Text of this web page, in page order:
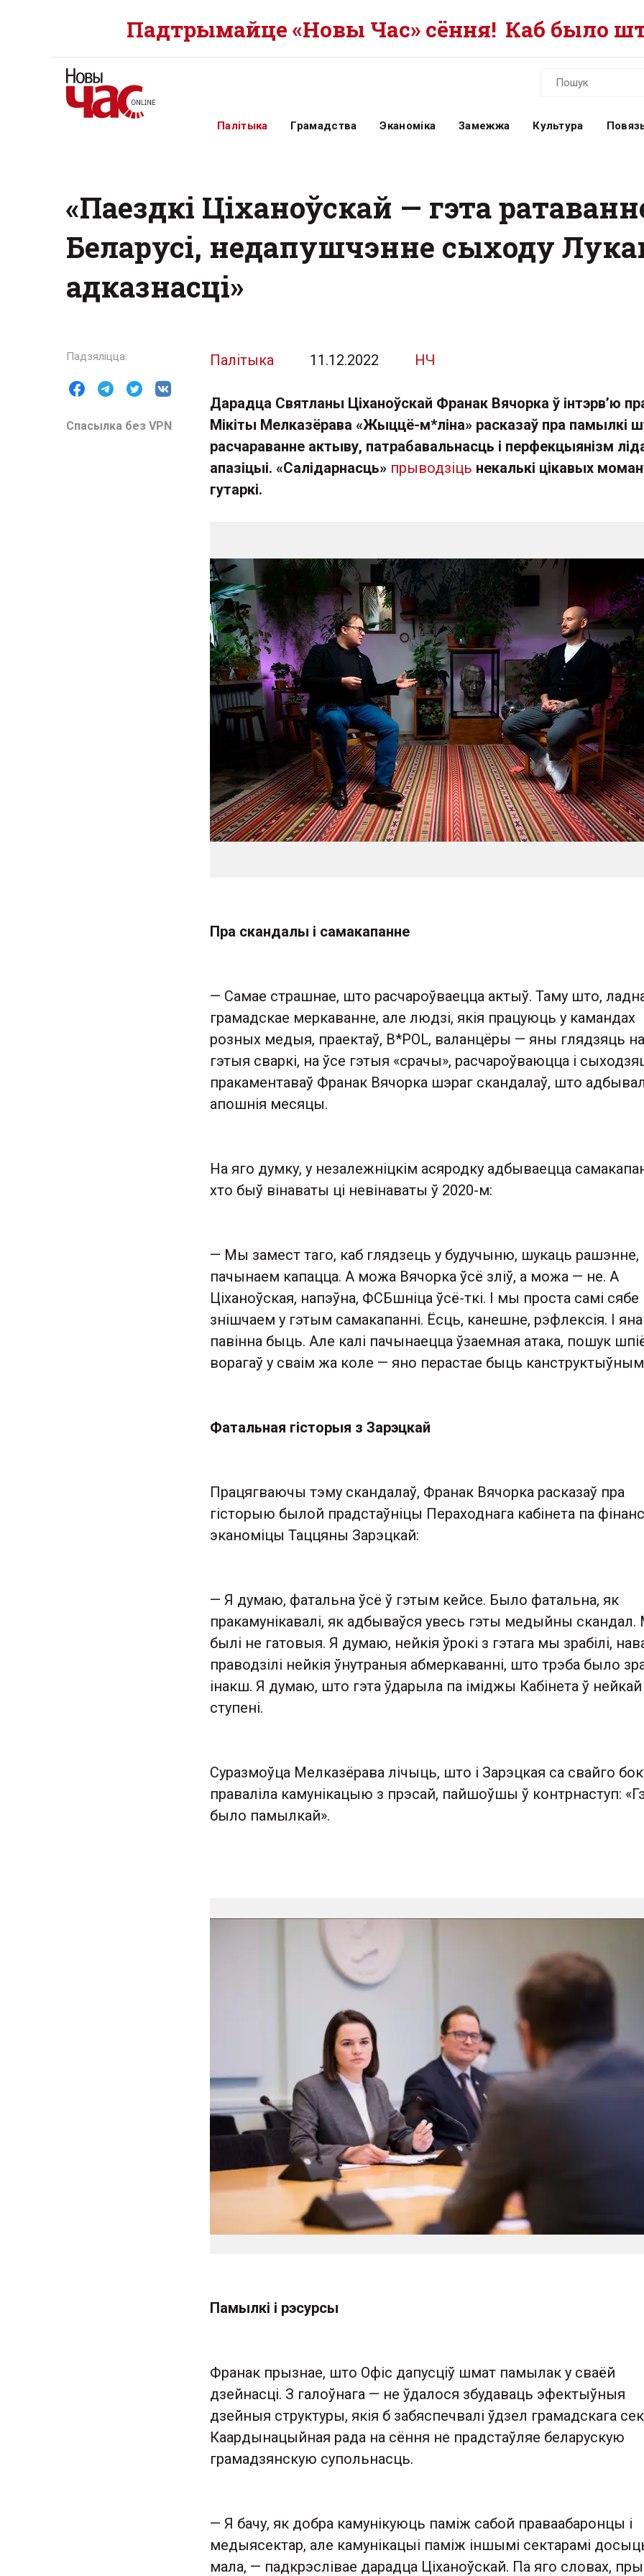
Падтрымайце «Новы Час» сёння! Каб было
Палітыка Грамадства Эканоміка Замежжа Культура
«Паездкі Ціханоўскай — гэта
Беларусі, недапушчэнне сыходу
адказнасці»
Спасылка без VPN
Палітыка 11.12.2022 НЧ
Дарадца Святланы Ціханоўскай Франак Вячорка ў інтэрв’ю
Мікіты Мелказёрава «Жыццё-м*ліна» расказаў пра памылкі
расчараванне актыву, патрабавальнасць і перфекцыянізм
апазіцыі. «Салідарнасць» прыводзіць некалькі цікавых
гутаркі.
Пра скандалы і самакапанне
— Самае страшнае, што расчароўваецца актыў. Таму што,
грамадскае меркаванне, але людзі, якія працуюць у камандах
розных медыя, праектаў, B*POL, валанцёры — яны глядзяць
гэтыя сваркі, на ўсе гэтыя «срачы», раcчароўваюцца і
пракаментаваў Франак Вячорка шэраг скандалаў, што
апошнія месяцы.
На яго думку, у незалежніцкім асяродку адбываецца
хто быў вінаваты ці невінаваты ў 2020-м:
— Мы замест таго, каб глядзець у будучыню, шукаць рашэнне,
пачынаем капацца. А можа Вячорка ўсё зліў, а можа — не. А
Ціханоўская, напэўна, ФСБшніца ўсё-ткі. І мы проста самі сябе
знішчаем у гэтым самакапанні. Ёсць, канешне, рэфлексія. І яна
павінна быць. Але калі пачынаецца ўзаемная атака, пошук
ворагаў у сваім жа коле — яно перастае быць
Фатальная гісторыя з Зарэцкай
Працягваючы тэму скандалаў, Франак Вячорка расказаў пра
гісторыю былой прадстаўніцы Пераходнага кабінета па
эканоміцы Таццяны Зарэцкай:
— Я думаю, фатальна ўсё ў гэтым кейсе. Было фатальна, як
пракамунікавалі, як адбываўся увесь гэты медыйны
былі не гатовыя. Я думаю, нейкія ўрокі з гэтага мы зрабілі,
праводзілі нейкія ўнутраныя абмеркаванні, што трэба было
інакш. Я думаю, што гэта ўдарыла па іміджы Кабінета ў нейкай
ступені.
Суразмоўца Мелказёрава лічыць, што і Зарэцкая са свайго
праваліла камунікацыю з прэсай, пайшоўшы ў контрнаступ:
было памылкай».
Памылкі і рэсурсы
Франак прызнае, што Офіс дапусціў шмат памылак у сваёй
дзейнасці. З галоўнага — не ўдалося збудаваць эфектыўныя
дзейныя структуры, якія б забяспечвалі ўдзел грамадскага
Каардынацыйная рада на сёння не прадстаўляе беларускую
грамадзянскую супольнасць.
— Я бачу, як добра камунікуюць паміж сабой праваабаронцы і
медыясектар, але камунікацыі паміж іншымі сектарамі
мала, — падкрэслівае дарадца Ціханоўскай. Па яго словах, пры